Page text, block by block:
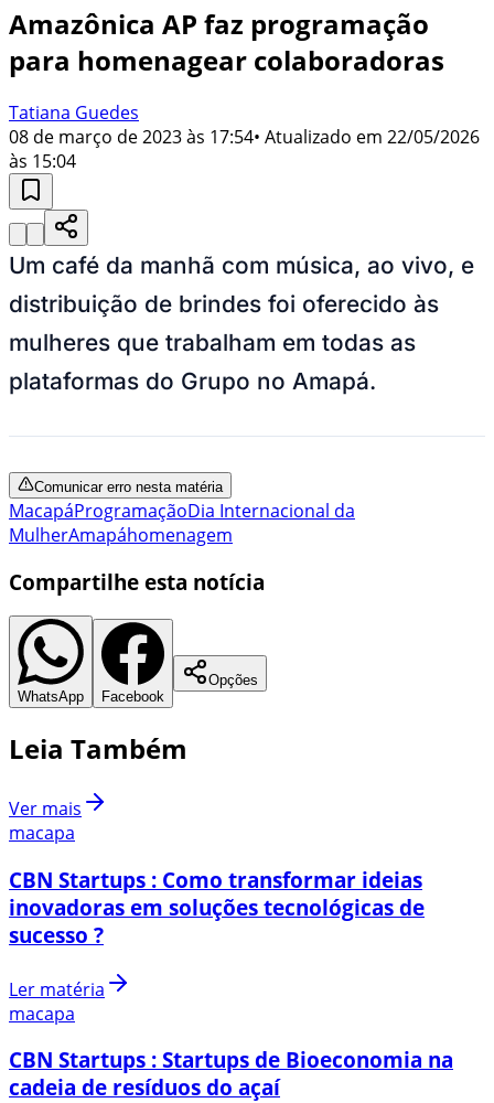
Amazônica AP faz programação
para homenagear colaboradoras
Tatiana Guedes
08 de março de 2023 às 17:54• Atualizado em 22/05/2026
às 15:04
Um café da manhã com música, ao vivo, e
distribuição de brindes foi oferecido às
mulheres que trabalham em todas as
plataformas do Grupo no Amapá.
Comunicar erro nesta matéria
MacapáProgramaçãoDia Internacional da
MulherAmapáhomenagem
Compartilhe esta notícia
WhatsApp Facebook
Opções
Leia Também
Ver mais
macapa
CBN Startups : Como transformar ideias
inovadoras em soluções tecnológicas de
sucesso ?
Ler matéria
macapa
CBN Startups : Startups de Bioeconomia na
cadeia de resíduos do açaí